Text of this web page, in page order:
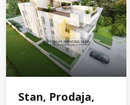
Stan, Prodaja,